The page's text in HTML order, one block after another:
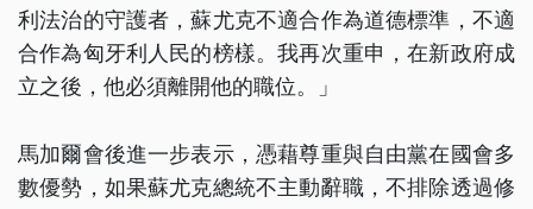
利法治的守護者，蘇尤克不適合作為道德標準，不適
合作為匈牙利人民的榜樣。我再次重申，在新政府成
立之後，他必須離開他的職位。」
馬加爾會後進一步表示，憑藉尊重與自由黨在國會多
數優勢，如果蘇尤克總統不主動辭職，不排除透過修